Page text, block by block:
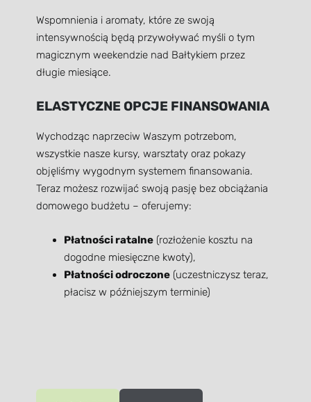
Wspomnienia i aromaty, które ze swoją
intensywnością będą przywoływać myśli o tym
magicznym weekendzie nad Bałtykiem przez
długie miesiące.
ELASTYCZNE OPCJE FINANSOWANIA
Wychodząc naprzeciw Waszym potrzebom,
wszystkie nasze kursy, warsztaty oraz pokazy
objęliśmy wygodnym systemem finansowania.
Teraz możesz rozwijać swoją pasję bez obciążania
domowego budżetu – oferujemy:
Płatności ratalne(rozłożenie kosztu na
dogodne miesięczne kwoty),
Płatności odroczone(uczestniczysz teraz,
płacisz w późniejszym terminie)